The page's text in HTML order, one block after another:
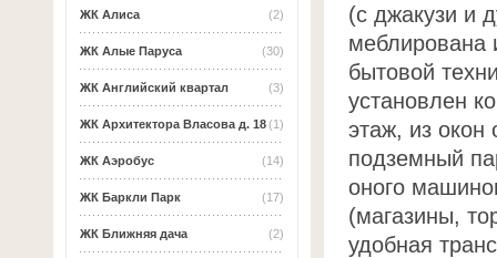
(2)
ЖК Алиса
(30)
ЖК Алые Паруса
(3)
ЖК Английский квартал
(1)
ЖК Архитектора Власова д. 18
(14)
ЖК Аэробус
(17)
ЖК Баркли Парк
(2)
ЖК Ближняя дача
(с джакузи и
меблирована
бытовой
установлен
этаж, из окон
подземный
оного
(магазины,
удобная